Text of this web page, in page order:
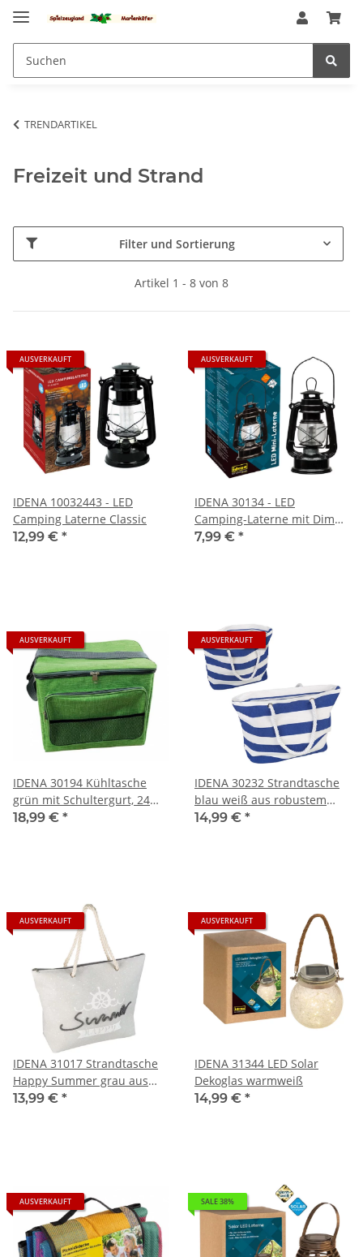
TRENDARTIKEL
Freizeit und Strand
Filter und Sortierung
Artikel 1 - 8 von 8
AUSVERKAUFT
IDENA 10032443 - LED
Camping Laterne Classic
12,99 € *
AUSVERKAUFT
IDENA 30134 - LED
Camping-Laterne mit Dimm-
Funktion
7,99 € *
AUSVERKAUFT
IDENA 30194 Kühltasche
grün mit Schultergurt, 24
Liter
18,99 € *
AUSVERKAUFT
IDENA 30232 Strandtasche
blau weiß aus robustem
Stoff mit Reißverschluss
14,99 € *
AUSVERKAUFT
IDENA 31017 Strandtasche
Happy Summer grau aus
robustem Stoff mit
13,99 € *
AUSVERKAUFT
IDENA 31344 LED Solar
Dekoglas warmweiß
14,99 € *
AUSVERKAUFT SALE 38%